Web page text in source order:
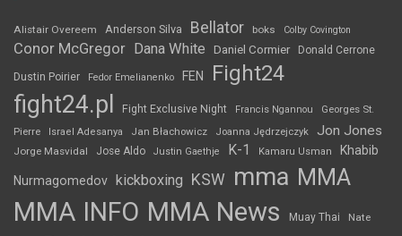
Alistair Overeem Anderson Silva Bellator boks Colby Covington
Conor McGregor Dana White Daniel Cormier Donald Cerrone
Dustin Poirier Fedor Emelianenko FEN Fight24
fight24.pl Fight Exclusive Night Francis Ngannou
Georges St.
Pierre
Israel Adesanya Jan Błachowicz Joanna Jędrzejczyk Jon Jones
Jorge Masvidal Jose Aldo Justin Gaethje K-1 Kamaru Usman Khabib
Nurmagomedov kickboxing KSW mma MMA
MMA INFO MMA News Muay Thai Nate